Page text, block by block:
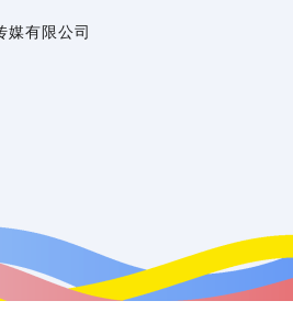
媒有限公司